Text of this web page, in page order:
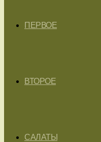
ПЕРВОЕ
ВТОРОЕ
САЛАТЫ